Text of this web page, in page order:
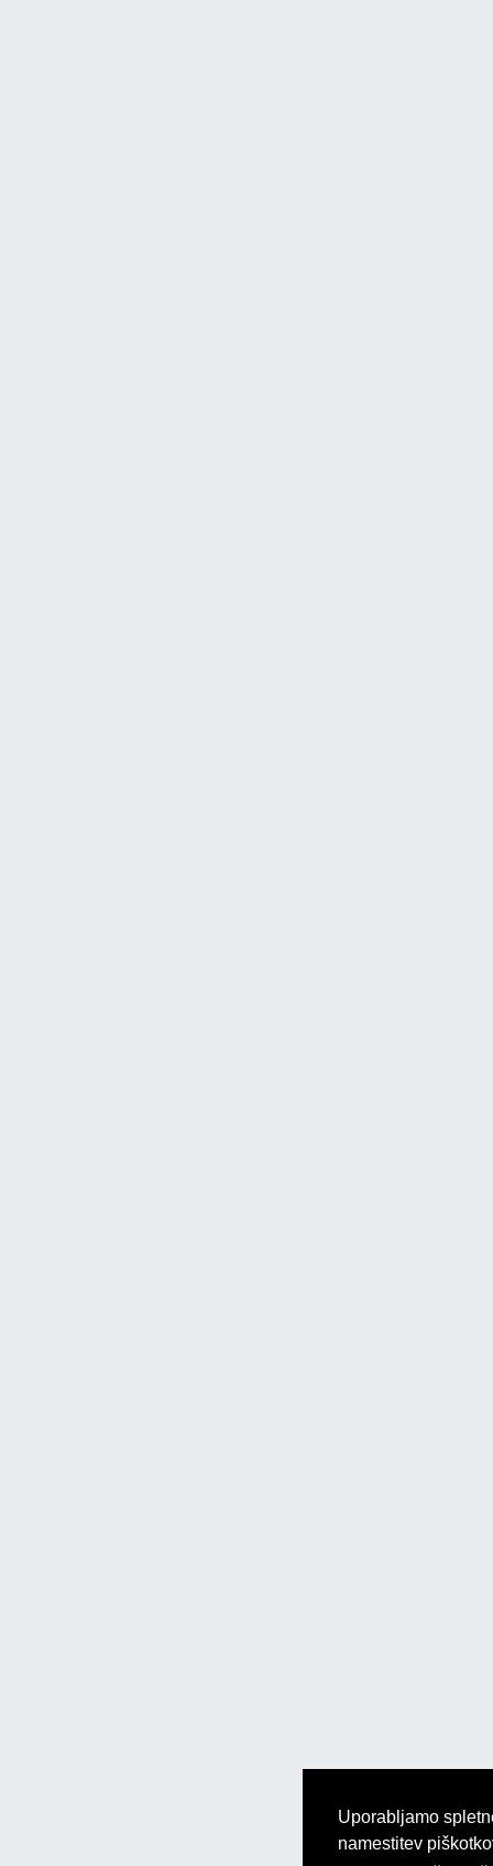
Uporabljamo
namestitev